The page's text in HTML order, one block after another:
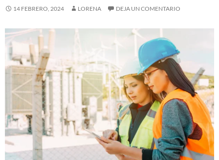
14 FEBRERO, 2024 LORENA DEJA UN COMENTARIO